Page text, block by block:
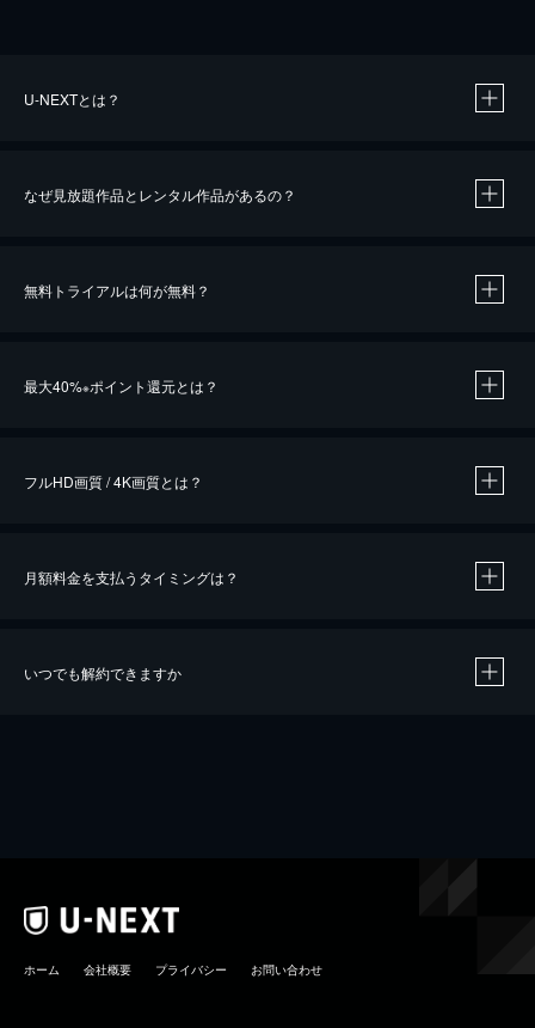
U-NEXTとは？
なぜ見放題作品とレンタル作品があるの？
無料トライアルは何が無料？
最大40%※ポイント還元とは？
※40％ポイント還元の対象は、クレジットカード決済による作品の購入 / レンタルです。
フルHD画質 / 4K画質とは？
月額料金を支払うタイミングは？
いつでも解約できますか
ホーム 会社概要 プライバシー お問い合わせ